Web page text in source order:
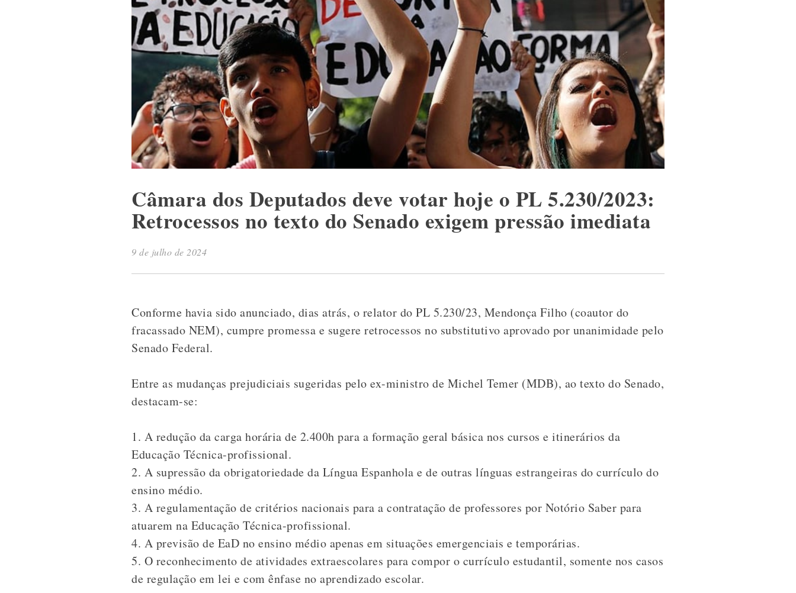
Câmara dos Deputados deve votar hoje o PL 5.230/2023:
Retrocessos no texto do Senado exigem pressão imediata
9 de julho de 2024
Conforme havia sido anunciado, dias atrás, o relator do PL 5.230/23, Mendonça Filho (coautor do
fracassado NEM), cumpre promessa e sugere retrocessos no substitutivo aprovado por unanimidade pelo
Senado Federal.
Entre as mudanças prejudiciais sugeridas pelo ex-ministro de Michel Temer (MDB), ao texto do Senado,
destacam-se:
1. A redução da carga horária de 2.400h para a formação geral básica nos cursos e itinerários da
Educação Técnica-profissional.
2. A supressão da obrigatoriedade da Língua Espanhola e de outras línguas estrangeiras do currículo do
ensino médio.
3. A regulamentação de critérios nacionais para a contratação de professores por Notório Saber para
atuarem na Educação Técnica-profissional.
4. A previsão de EaD no ensino médio apenas em situações emergenciais e temporárias.
5. O reconhecimento de atividades extraescolares para compor o currículo estudantil, somente nos casos
de regulação em lei e com ênfase no aprendizado escolar.